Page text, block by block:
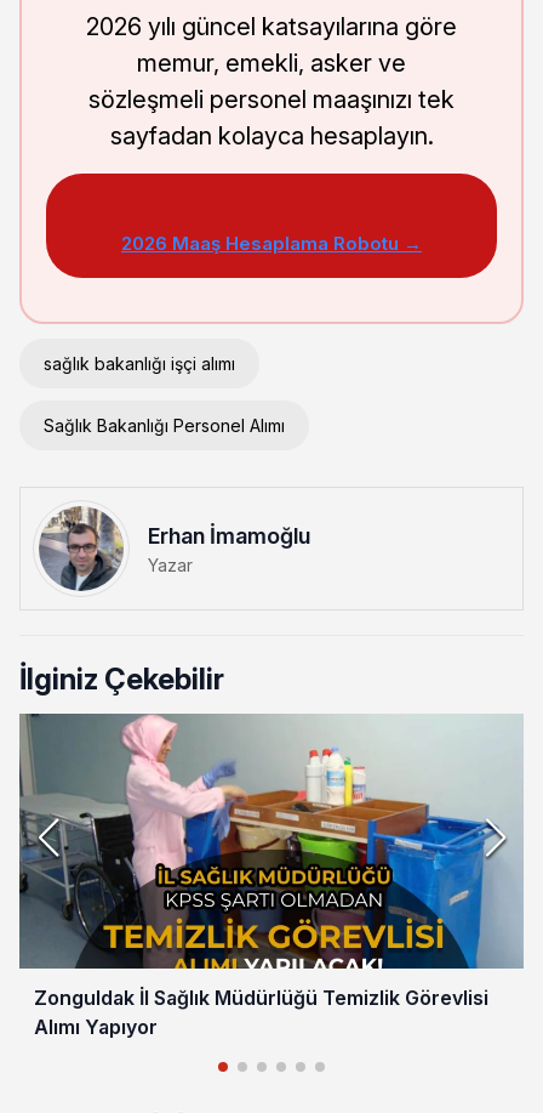
2026 yılı güncel katsayılarına göre
memur, emekli, asker ve
sözleşmeli personel maaşınızı tek
sayfadan kolayca hesaplayın.
2026 Maaş Hesaplama Robotu →
sağlık bakanlığı işçi alımı
Sağlık Bakanlığı Personel Alımı
Erhan İmamoğlu
Yazar
İlginiz Çekebilir
Zonguldak İl Sağlık Müdürlüğü Temizlik Görevlisi
Alımı Yapıyor